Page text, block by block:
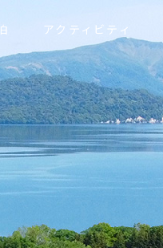
アクティビティ